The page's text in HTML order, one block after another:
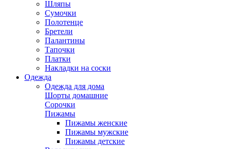
Шляпы
Сумочки
Полотенце
Бретели
Палантины
Тапочки
Платки
Накладки на соски
Одежда
Одежда для дома
Шорты домашние
Сорочки
Пижамы
Пижамы женские
Пижамы мужские
Пижамы детские